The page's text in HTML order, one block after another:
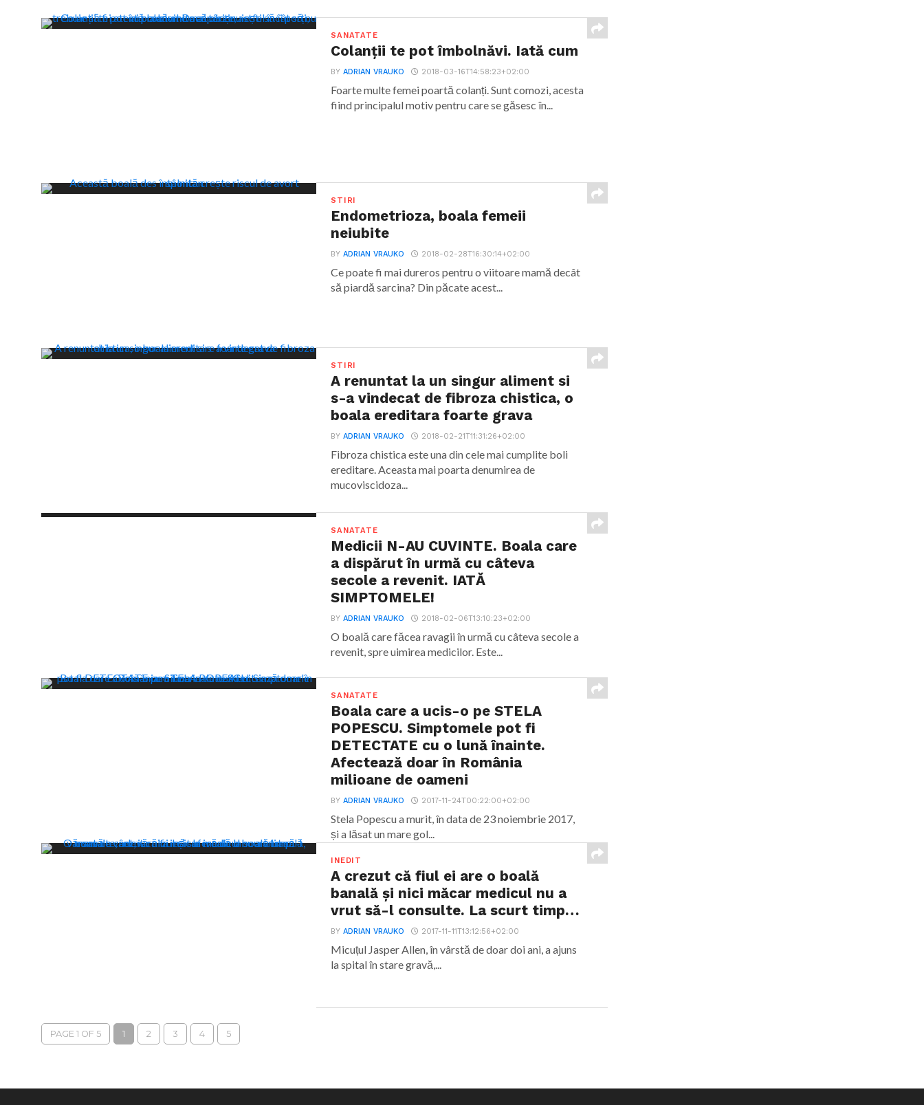
SANATATE
Colanții te pot îmbolnăvi. Iată cum
BYADRIAN VRAUKO 2018-03-16T14:58:23+02:00
Foarte multe femei poartă colanți. Sunt comozi, acesta
fiind principalul motiv pentru care se găsesc în...
STIRI
Endometrioza, boala femeii
neiubite
BYADRIAN VRAUKO 2018-02-28T16:30:14+02:00
Ce poate fi mai dureros pentru o viitoare mamă decât
să piardă sarcina? Din păcate acest...
STIRI
A renuntat la un singur aliment si
s-a vindecat de fibroza chistica, o
boala ereditara foarte grava
BYADRIAN VRAUKO 2018-02-21T11:31:26+02:00
Fibroza chistica este una din cele mai cumplite boli
ereditare. Aceasta mai poarta denumirea de
mucoviscidoza...
SANATATE
Medicii N-AU CUVINTE. Boala care
a dispărut în urmă cu câteva
secole a revenit. IATĂ
SIMPTOMELE!
BYADRIAN VRAUKO 2018-02-06T13:10:23+02:00
O boală care făcea ravagii în urmă cu câteva secole a
revenit, spre uimirea medicilor. Este...
SANATATE
Boala care a ucis-o pe STELA
POPESCU. Simptomele pot fi
DETECTATE cu o lună înainte.
Afectează doar în România
milioane de oameni
BYADRIAN VRAUKO 2017-11-24T00:22:00+02:00
Stela Popescu a murit, în data de 23 noiembrie 2017,
și a lăsat un mare gol...
INEDIT
A crezut că fiul ei are o boală
banală și nici măcar medicul nu a
vrut să-l consulte. La scurt timp…
BYADRIAN VRAUKO 2017-11-11T13:12:56+02:00
Micuțul Jasper Allen, în vârstă de doar doi ani, a ajuns
la spital în stare gravă,...
PAGE 1 OF 5 1 2 3 4 5